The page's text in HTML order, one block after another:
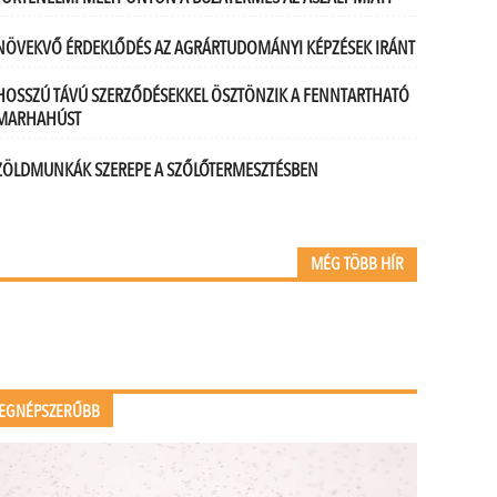
ÉRDEKLŐDÉS AZ AGRÁRTUDOMÁNYI KÉPZÉSEK IRÁNT
TÁVÚ SZERZŐDÉSEKKEL ÖSZTÖNZIK A FENNTARTHATÓ
SZEREPE A SZŐLŐTERMESZTÉSBEN
MÉG TÖBB HÍR